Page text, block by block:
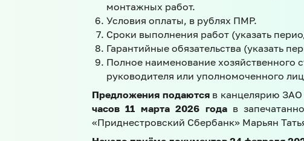
монтажных работ.
Условия оплаты, в рублях ПМР.
Сроки выполнения работ (указать
Гарантийные обязательства (указать
Полное наименование хозяйственного
руководителя или уполномоченного
Предложения подаютсяв канцелярию ЗАО
часов 11 марта 2026 годав
«Приднестровский Сбербанк» Марьян